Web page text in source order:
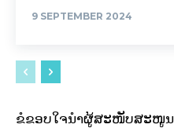
9 SEPTEMBER 2024
ຂໍຂອບໃຈນຳຜູ້ສະໜັບສະໜູນ